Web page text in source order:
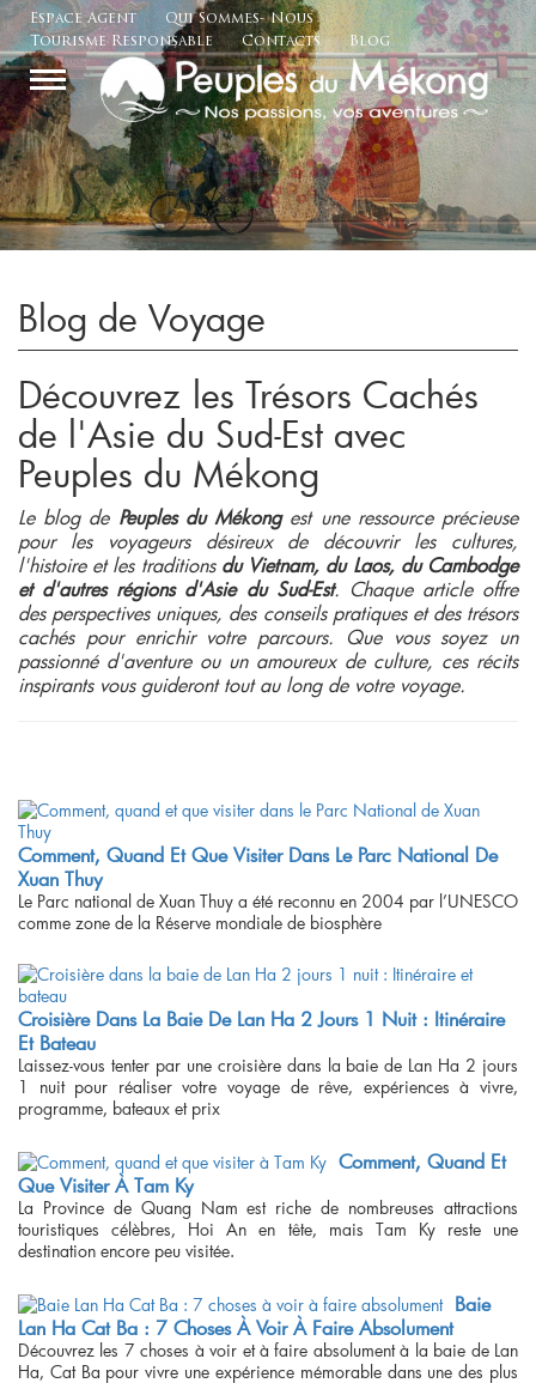
Espace Agent
Qui Sommes- Nous
Tourisme Responsable
Contacts Blog
Blog de Voyage
Découvrez les Trésors Cachés
de l'Asie du Sud-Est avec
Peuples du Mékong
Le blog de Peuples du Mékongest une ressource précieuse
pour les voyageurs désireux de découvrir les cultures,
l'histoire et les traditions du Vietnam, du Laos, du Cambodge
et d'autres régions d'Asie du Sud-Est. Chaque article offre
des perspectives uniques, des conseils pratiques et des trésors
cachés pour enrichir votre parcours. Que vous soyez un
passionné d'aventure ou un amoureux de culture, ces récits
inspirants vous guideront tout au long de votre voyage.
Comment, Quand Et Que Visiter Dans Le Parc National De
Xuan Thuy
Le Parc national de Xuan Thuy a été reconnu en 2004 par l’UNESCO
comme zone de la Réserve mondiale de biosphère
Croisière Dans La Baie De Lan Ha 2 Jours 1 Nuit : Itinéraire
Et Bateau
Laissez-vous tenter par une croisière dans la baie de Lan Ha 2 jours
1 nuit pour réaliser votre voyage de rêve, expériences à vivre,
programme, bateaux et prix
Comment, Quand Et
Que Visiter À Tam Ky
La Province de Quang Nam est riche de nombreuses attractions
touristiques célèbres, Hoi An en tête, mais Tam Ky reste une
destination encore peu visitée.
Baie
Lan Ha Cat Ba : 7 Choses À Voir À Faire Absolument
Découvrez les 7 choses à voir et à faire absolument à la baie de Lan
Ha, Cat Ba pour vivre une expérience mémorable dans une des plus